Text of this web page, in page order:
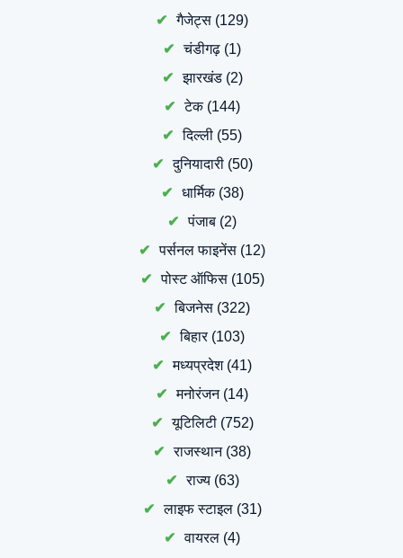
गैजेट्स (129)
चंडीगढ़ (1)
झारखंड(2)
टेक(144)
दिल्ली (55)
दुनियादारी(50)
धार्मिक(38)
पंजाब (2)
पर्सनल फाइनेंस (12)
पोस्ट ऑफिस(105)
बिजनेस (322)
बिहार(103)
मध्यप्रदेश(41)
मनोरंजन(14)
यूटिलिटी(752)
राजस्थान(38)
राज्य(63)
लाइफ स्टाइल(31)
वायरल (4)